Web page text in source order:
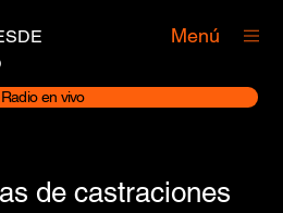
Radio en vivo
Menú
de castraciones